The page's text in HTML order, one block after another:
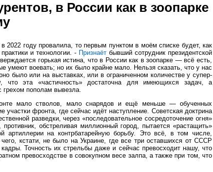
в России как в зоопарке
году провалила, то первым пунктом в моём списке будет, как
и технологии. - Признаётбывший сотрудник президентской
горькая истина, что в России как в зоопарке — всё есть,
умеют воевать; но их было крайне мало. Нельзя сказать, что у нас
было или на выставках, или в ограниченном количестве у супер-
что эта «частичность» достаточна для имеющихся задач, а
грехом пополам вывезла.
мало стволов, мало снарядов и ещё меньше — обученных
фронта, где сейчас идёт наступление. Советская доктрина
разведки, через «последовательное сосредоточение огня»
обстреливая миллионный город, пытается «растащить»
артиллерии на контрбатарейную борьбу. Это всё, в том числе,
кстати, не было на Украине, где все три оставшихся от СССР
Точность их стрельбы даже и сейчас превосходит нашу, что
превосходстве в совокупном весе залпа, а также при том, что